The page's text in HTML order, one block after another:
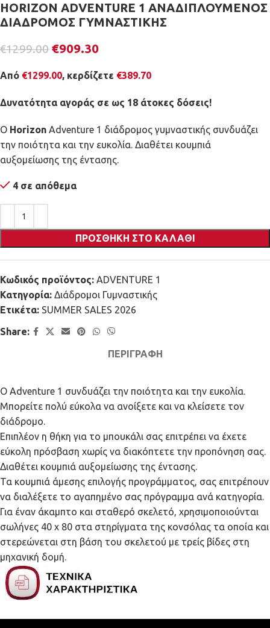
HORIZON ADVENTURE 1 ΑΝΑΔΙΠΛΟΥΜΕΝΟΣ
ΔΙΑΔΡΟΜΟΣ ΓΥΜΝΑΣΤΙΚΗΣ
€1299.00 €909.30
Από €1299.00, κερδίζετε €389.70
Δυνατότητα αγοράς σε ως 18 άτοκες δόσεις!
Ο Horizon Adventure 1 διάδρομος γυμναστικής συνδυάζει
την ποιότητα και την ευκολία. Διαθέτει κουμπιά
αυξομείωσης της έντασης.
4 σε απόθεμα
ΠΡΟΣΘΉΚΗ ΣΤΟ ΚΑΛΆΘΙ
Κωδικός προϊόντος: ADVENTURE 1
Κατηγορία: Διάδρομοι Γυμναστικής
Ετικέτα: SUMMER SALES 2026
Share:
ΠΕΡΙΓΡΑΦΉ
Ο Adventure 1 συνδυάζει την ποιότητα και την ευκολία.
Μπορείτε πολύ εύκολα να ανοίξετε και να κλείσετε τον
διάδρομο.
Επιπλέον η θήκη για το μπουκάλι σας επιτρέπει να έχετε
εύκολη πρόσβαση χωρίς να διακόπτετε την προπόνηση σας.
Διαθέτει κουμπιά αυξομείωσης της έντασης.
Τα κουμπιά άμεσης επιλογής προγράμματος, σας επιτρέπουν
να διαλέξετε το αγαπημένο σας πρόγραμμα ανά κατηγορία.
Για έναν άκαμπτο και σταθερό σκελετό, χρησιμοποιούνται
σωλήνες 40 x 80 στα στηρίγματα της κονσόλας τα οποία και
στερεώνεται στη βάση του σκελετού με τρείς βίδες στη
μηχανική δομή.